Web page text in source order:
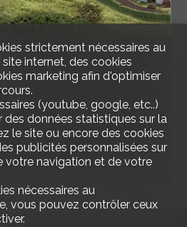
strictement nécessaires au
internet, des cookies
marketing afin d'optimiser
(youtube, google, etc..)
données statistiques sur la
le site ou encore des cookies
publicités personnalisées sur
votre navigation et de votre
nécessaires au
vous pouvez contrôler ceux